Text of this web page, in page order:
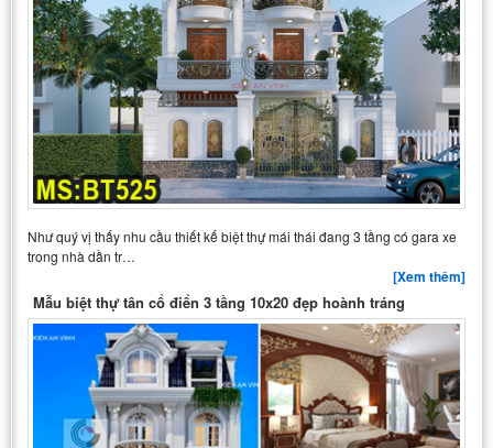
Như quý vị thấy nhu cầu thiết kế biệt thự mái thái đang 3 tầng có gara xe
trong nhà dần tr…
[Xem thêm]
Mẫu biệt thự tân cổ điển 3 tầng 10x20 đẹp hoành tráng